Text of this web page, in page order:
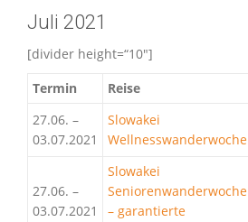
Juli 2021
[divider height=“10″]
Termin
Reise
27.06. –
03.07.2021
Slowakei
Wellnesswanderwoche
27.06. –
03.07.2021
Slowakei
Seniorenwanderwoche
– garantierte